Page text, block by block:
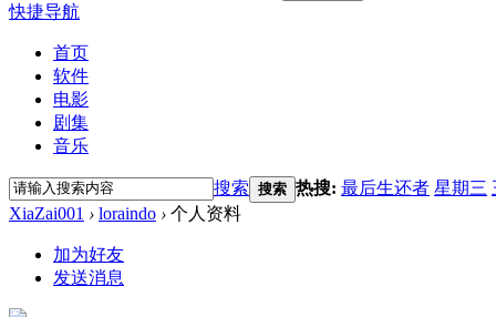
快捷导航
首页
软件
电影
剧集
音乐
搜索 搜索 热搜: 最后生还者 星期三
XiaZai001 › loraindo › 个人资料
加为好友
发送消息